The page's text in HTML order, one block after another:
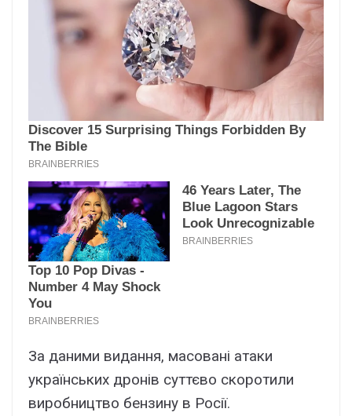
За даними видання, масовані атаки
українських дронів суттєво скоротили
виробництво бензину в Росії.